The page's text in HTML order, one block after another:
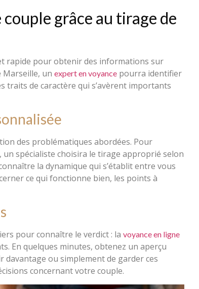
grâce au tirage de
rapide pour obtenir des informations sur
Marseille, un expert en voyance pourra identifier
traits de caractère qui s’avèrent importants
des problématiques abordées. Pour
spécialiste choisira le tirage approprié selon
la dynamique qui s’établit entre vous
ce qui fonctionne bien, les points à
pour connaître le verdict : la voyance en ligne
En quelques minutes, obtenez un aperçu
davantage ou simplement de garder ces
concernant votre couple.